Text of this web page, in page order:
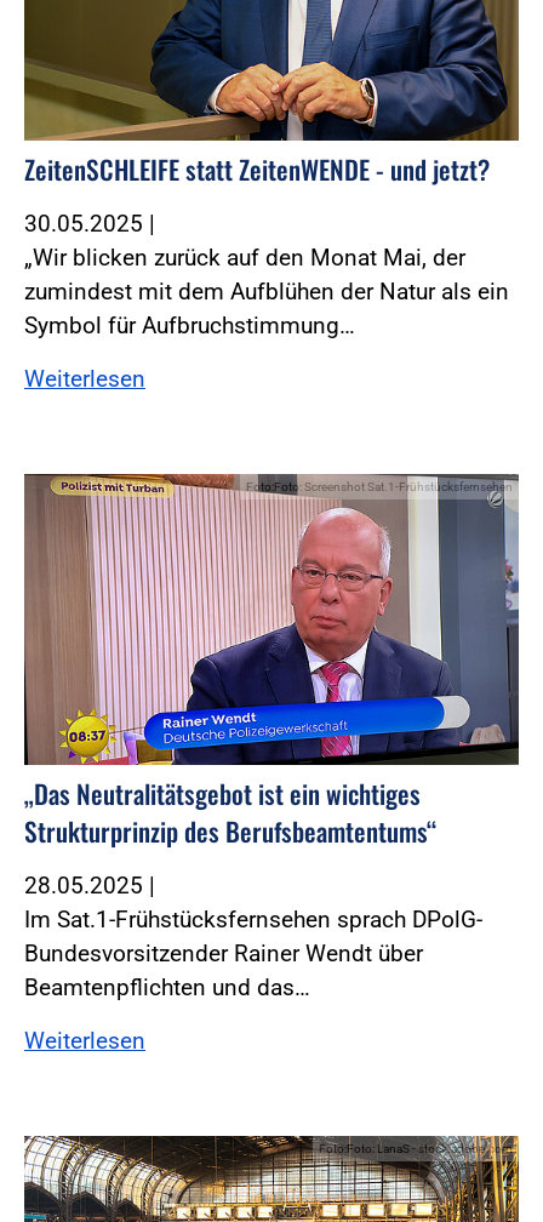
ZeitenSCHLEIFE statt ZeitenWENDE - und jetzt?
30.05.2025 |
„Wir blicken zurück auf den Monat Mai, der
zumindest mit dem Aufblühen der Natur als ein
Symbol für Aufbruchstimmung…
Weiterlesen
Foto:Foto: Screenshot Sat.1-Frühstücksfernsehen
„Das Neutralitätsgebot ist ein wichtiges
Strukturprinzip des Berufsbeamtentums“
28.05.2025 |
Im Sat.1-Frühstücksfernsehen sprach DPolG-
Bundesvorsitzender Rainer Wendt über
Beamtenpflichten und das…
Weiterlesen
Foto:Foto: LanaS - stock.adobe.com